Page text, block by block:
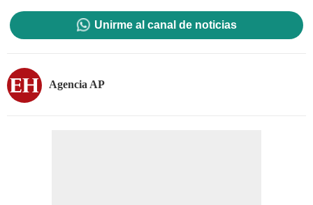
Unirme al canal de noticias
Agencia AP